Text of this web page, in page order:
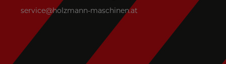
service@holzmann-maschinen.at